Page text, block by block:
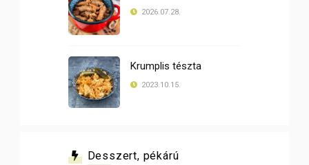
2026.07.28.
Krumplis tészta
2023.10.15.
Desszert, pékárú